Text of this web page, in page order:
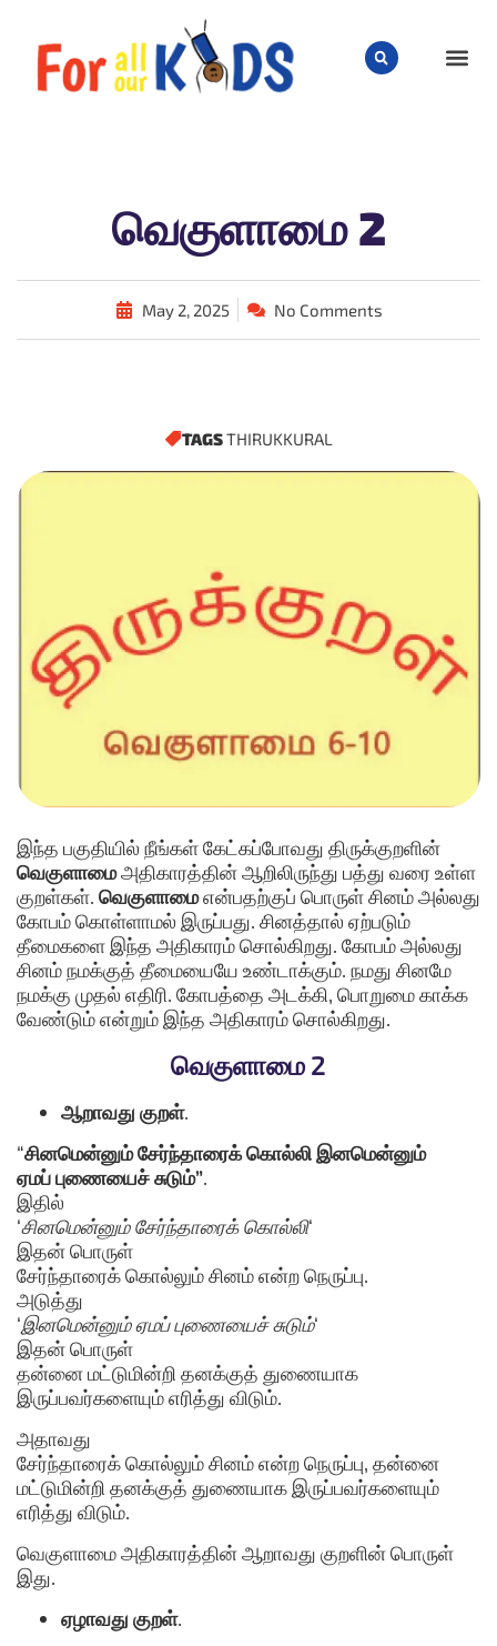
வெகுளாமை 2
May 2, 2025 No Comments
TAGSTHIRUKKURAL
இந்த பகுதியில் நீங்கள் கேட்கப்போவது திருக்குறளின்
வெகுளாமைஅதிகாரத்தின் ஆறிலிருந்து பத்து வரை உள்ள
குறள்கள். வெகுளாமைஎன்பதற்குப் பொருள் சினம் அல்லது
கோபம் கொள்ளாமல் இருப்பது. சினத்தால் ஏற்படும்
தீமைகளை இந்த அதிகாரம் சொல்கிறது. கோபம் அல்லது
சினம் நமக்குத் தீமையையே உண்டாக்கும். நமது சினமே
நமக்கு முதல் எதிரி. கோபத்தை அடக்கி, பொறுமை காக்க
வேண்டும் என்றும் இந்த அதிகாரம் சொல்கிறது.
வெகுளாமை 2
ஆறாவது குறள்.
“சினமென்னும் சேர்ந்தாரைக் கொல்லி இனமென்னும்
ஏமப் புணையைச் சுடும்”.
இதில்
‘சினமென்னும் சேர்ந்தாரைக் கொல்லி‘
இதன் பொருள்
சேர்ந்தாரைக் கொல்லும் சினம் என்ற நெருப்பு.
அடுத்து
‘இனமென்னும் ஏமப் புணையைச் சுடும்‘
இதன் பொருள்
தன்னை மட்டுமின்றி தனக்குத் துணையாக
இருப்பவர்களையும் எரித்து விடும்.
அதாவது
சேர்ந்தாரைக் கொல்லும் சினம் என்ற நெருப்பு, தன்னை
மட்டுமின்றி தனக்குத் துணையாக இருப்பவர்களையும்
எரித்து விடும்.
வெகுளாமை அதிகாரத்தின் ஆறாவது குறளின் பொருள்
இது.
ஏழாவது குறள்.